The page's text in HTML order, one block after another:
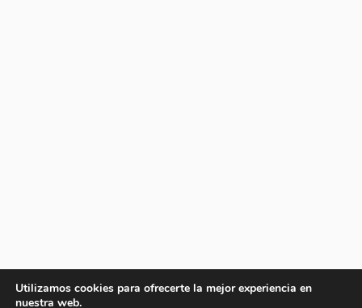
Utilizamos cookies para ofrecerte la mejor experiencia en
nuestra web.